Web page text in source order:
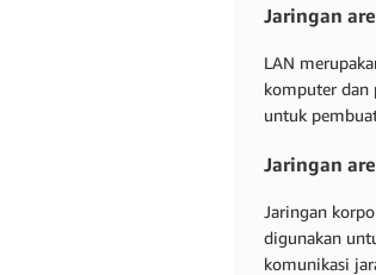
Jaringan
LAN
komputer dan
untuk
Jaringan
Jaringan
digunakan
komunikasi